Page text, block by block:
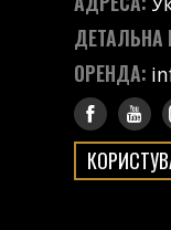
ДЕТАЛЬНА
ОРЕНДА: